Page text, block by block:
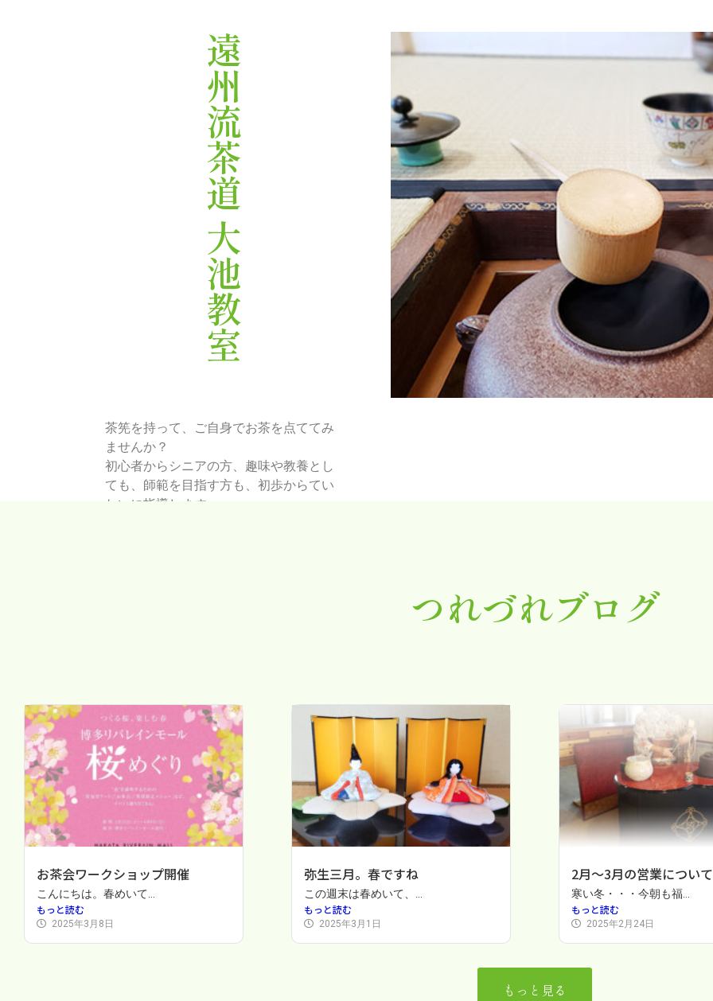
遠州流茶道 大池教室
茶筅を持って、ご自身でお茶を点ててみ
ませんか？
初心者からシニアの方、趣味や教養とし
ても、師範を目指す方も、初歩からてい
ねいに指導します。
つれづれブログ
お茶会ワークショップ開催
こんにちは。春めいて...
もっと読む
2025年3月8日
弥生三月。春ですね
この週末は春めいて、...
もっと読む
2025年3月1日
2月～3月の営業について
寒い冬・・・今朝も福...
もっと読む
2025年2月24日
もっと見る